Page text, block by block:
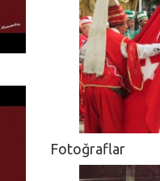
Fotoğraflar